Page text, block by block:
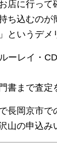
に行って
ち込むの
いうデメ
ーレイ・
書まで査定
岡京市で
の申込み